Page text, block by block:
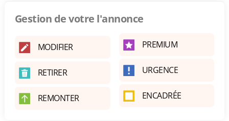
Gestion de votre l'annonce
MODIFIER
RETIRER
REMONTER
PREMIUM
URGENCE
ENCADRÉE